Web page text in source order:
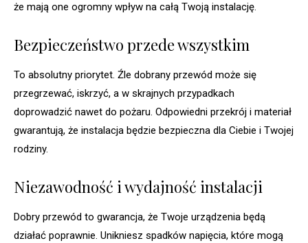
że mają one ogromny wpływ na całą Twoją instalację.
Bezpieczeństwo przede wszystkim
To absolutny priorytet. Źle dobrany przewód może się
przegrzewać, iskrzyć, a w skrajnych przypadkach
doprowadzić nawet do pożaru. Odpowiedni przekrój i materiał
gwarantują, że instalacja będzie bezpieczna dla Ciebie i Twojej
rodziny.
Niezawodność i wydajność instalacji
Dobry przewód to gwarancja, że Twoje urządzenia będą
działać poprawnie. Unikniesz spadków napięcia, które mogą